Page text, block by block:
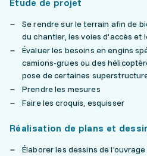
Étude de projet
Se rendre sur le terrain afin de
du chantier, les voies d'accès et
Évaluer les besoins en engins
camions-grues ou des
pose de certaines
Prendre les mesures
Faire les croquis, esquisser
Réalisation de plans et
Élaborer les dessins de